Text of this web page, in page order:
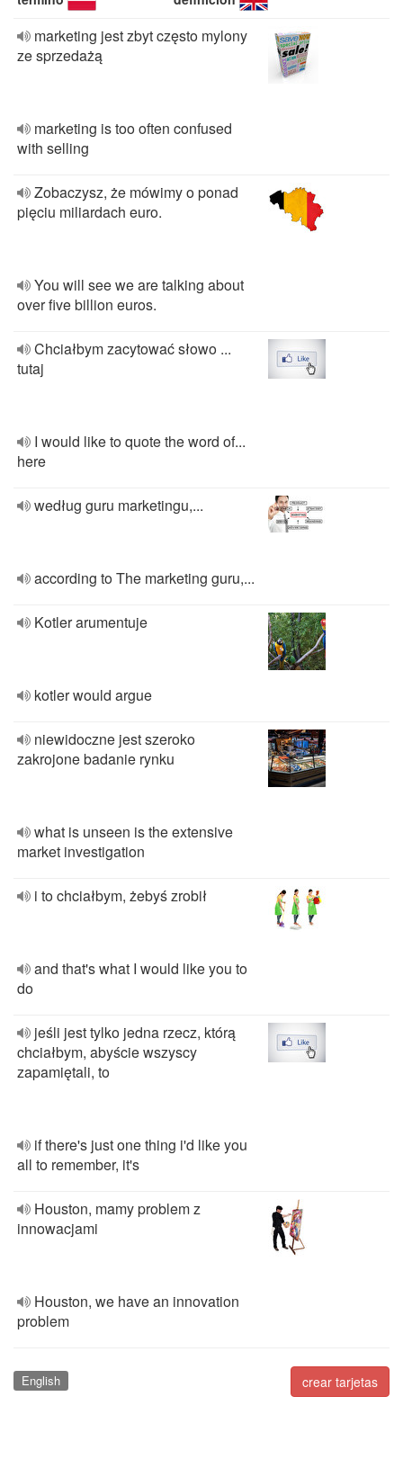
marketing jest zbyt często mylony
ze sprzedażą
marketing is too often confused
with selling
Zobaczysz, że mówimy o ponad
pięciu miliardach euro.
You will see we are talking about
over five billion euros.
Chciałbym zacytować słowo ...
tutaj
I would like to quote the word of...
here
według guru marketingu,...
according to The marketing guru,...
Kotler arumentuje
kotler would argue
niewidoczne jest szeroko
zakrojone badanie rynku
what is unseen is the extensive
market investigation
i to chciałbym, żebyś zrobił
and that's what I would like you to
do
jeśli jest tylko jedna rzecz, którą
chciałbym, abyście wszyscy
zapamiętali, to
if there's just one thing i'd like you
all to remember, it's
Houston, mamy problem z
innowacjami
Houston, we have an innovation
problem
crear tarjetas
English